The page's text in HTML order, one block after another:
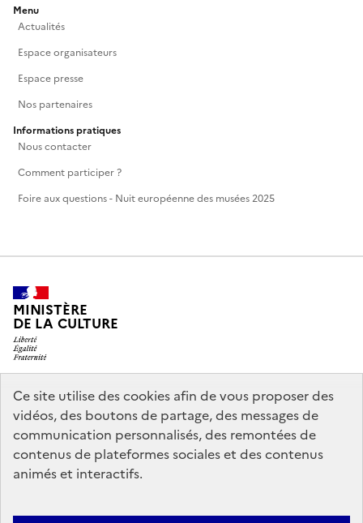
Ce site utilise des cookies afin de vous proposer des
vidéos, des boutons de partage, des messages de
communication personnalisés, des remontées de
contenus de plateformes sociales et des contenus
animés et interactifs.
Menu
Actualités
Espace organisateurs
Espace presse
Nos partenaires
Informations pratiques
Nous contacter
Comment participer ?
Foire aux questions - Nuit européenne des musées 2025
MINISTÈRE
DE LA CULTURE
legifrance.gouv.fr
info.gouv.fr
service-public.gouv.fr
data.gouv.fr
Crédits Accessibilité : partiellement conforme Mentions légales